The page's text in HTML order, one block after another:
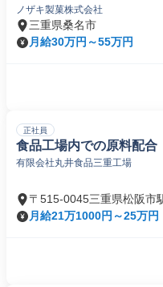
ー(食品/飲料/たばこ)
ノザキ製菓株式会社
三重県桑名市
月給30万円～55万円
正社員
食品工場内での原料配合
有限会社丸井食品三重工場
〒515-0045三重県松阪市
月給21万1000円～25万円